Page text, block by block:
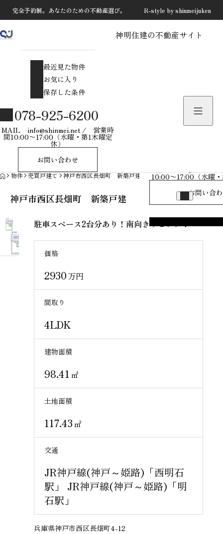
最近見た物件
物件を探す
10:00〜17:00（水曜
お問い合
完全予約制。あなたのための不動産選び。 R-style by shinmeijuken
神明住建の不動産サイト
最近見た物件
お気に入り
保存した条件
078-925-6200
MAIL info@shinmei.net / 営業時
間10:00〜17:00（水曜・第1木曜定
休）
お問い合わせ
HOME
物件 売買戸建て 神戸市西区長畑町 新築戸建
神戸市西区長畑町 新築戸建
駐車スペース2台分あり！南向きリビング！
価格
2930万円
間取り
4LDK
建物面積
98.41㎡
土地面積
117.43㎡
交通
JR神戸線(神戸～姫路)「西明石
駅」 JR神戸線(神戸～姫路)「明
石駅」
兵庫県神戸市西区長畑町4-12